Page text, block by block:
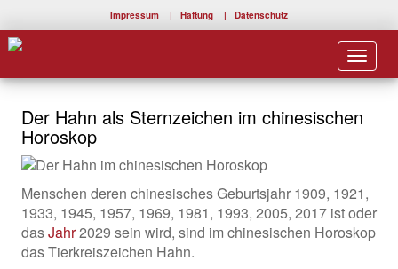
Impressum | Haftung | Datenschutz
Toggle
Der Hahn als Sternzeichen im chinesischen
Horoskop
Menschen deren chinesisches Geburtsjahr 1909, 1921,
1933, 1945, 1957, 1969, 1981, 1993, 2005, 2017 ist oder
dasJahr2029 sein wird, sind im chinesischen Horoskop
das Tierkreiszeichen Hahn.